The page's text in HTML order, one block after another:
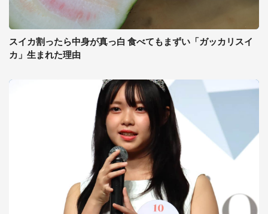
スイカ割ったら中身が真っ白 食べてもまずい「ガッカリスイ
カ」生まれた理由